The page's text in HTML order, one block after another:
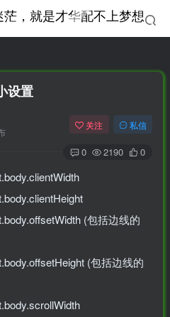
设置
关注 私信
0 2190 0
(包括边线的
(包括边线的